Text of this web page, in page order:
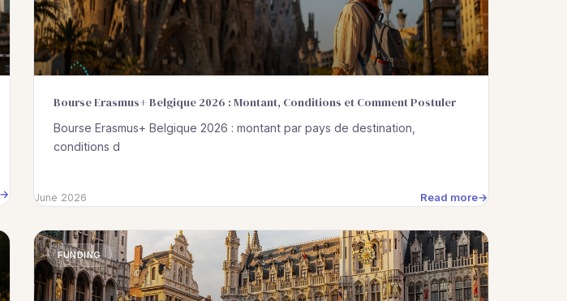
Bourse Erasmus+ Belgique 2026 : Montant, Conditions et Comment Postuler
Bourse Erasmus+ Belgique 2026 : montant par pays de destination,
conditions d
June 2026 Read more
FUNDING